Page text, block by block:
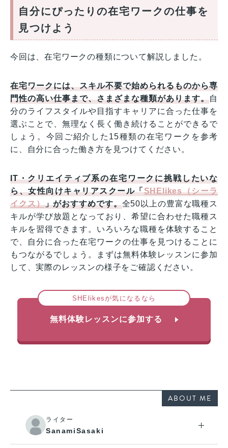
自分にぴったりの在宅ワークの仕事を
見つけよう
今回は、在宅ワークの種類について解説しました。
在宅ワークには、スキル不要で始められるものから専
門性の高い仕事まで、さまざまな種類があります。自
分のライフスタイルや目指すキャリアに合った仕事を
選ぶことで、無理なく長く働き続けることができるで
しょう。今回ご紹介した15種類の在宅ワークを参考
に、自分に合った働き方を見つけてください。
IT・クリエイティブ系の在宅ワークに挑戦したいな
ら、女性向けキャリアスクール「SHElikes（シーラ
イクス）」がおすすめです。全50以上の豊富な職種ス
キルが学び放題となっており、希望に合わせた職種ス
キルを習得できます。いろいろな職種を体験すること
で、自分に合った在宅ワークの仕事を見つけることに
もつながるでしょう。まずは無料体験レッスンに参加
して、実際のレッスンの様子をご確認ください。
SHElikesが気になるなら
無料体験レッスンに参加する
ABOUT ME
ライター
SanamiSasaki